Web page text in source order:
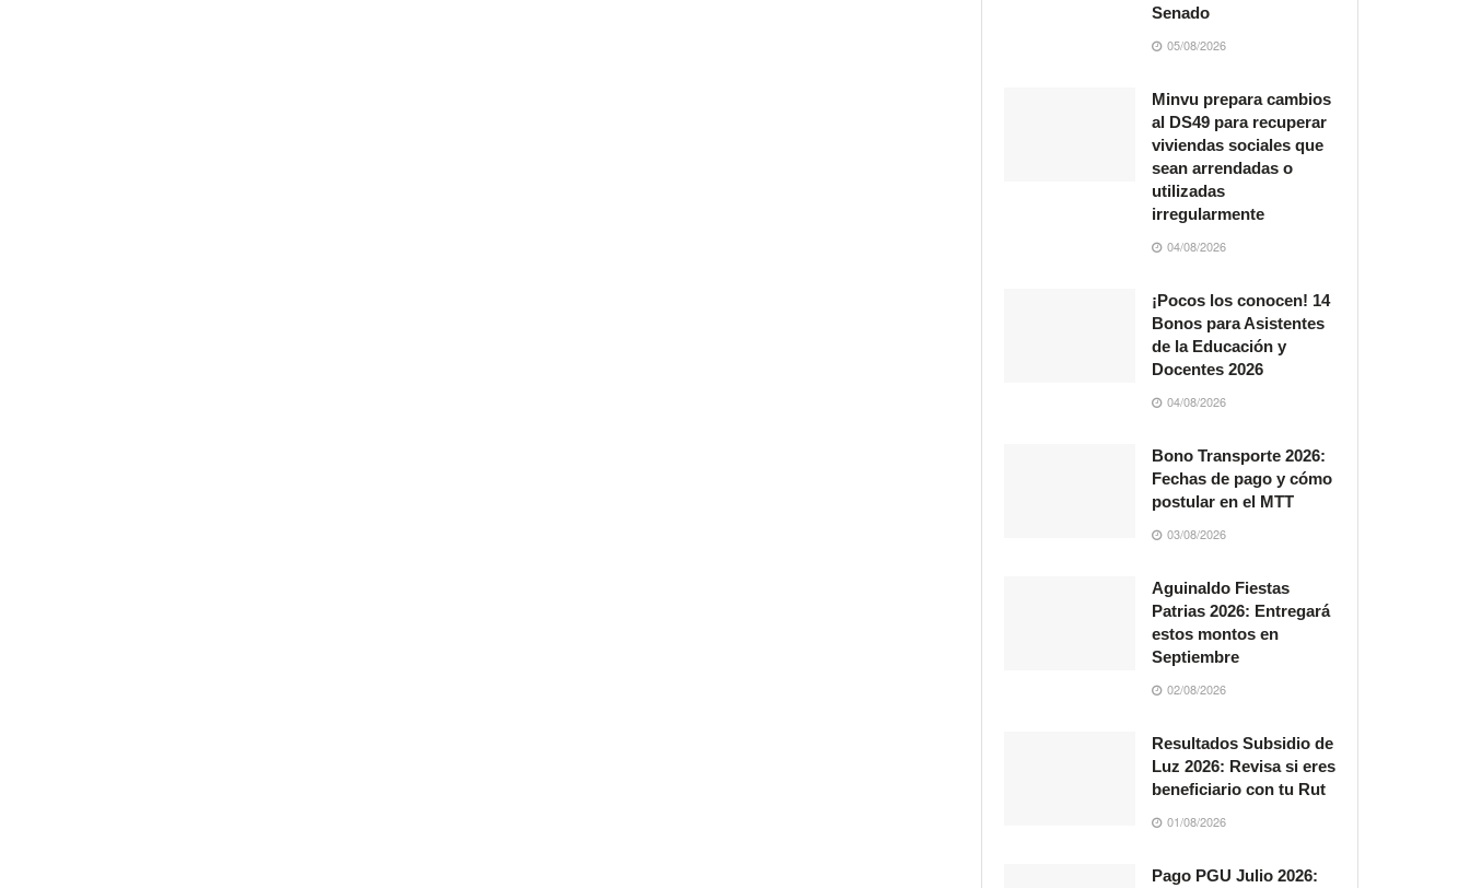
Senado
05/08/2026
Minvu prepara cambios
al DS49 para recuperar
viviendas sociales que
sean arrendadas o
utilizadas
irregularmente
04/08/2026
¡Pocos los conocen! 14
Bonos para Asistentes
de la Educación y
Docentes 2026
04/08/2026
Bono Transporte 2026:
Fechas de pago y cómo
postular en el MTT
03/08/2026
Aguinaldo Fiestas
Patrias 2026: Entregará
estos montos en
Septiembre
02/08/2026
Resultados Subsidio de
Luz 2026: Revisa si eres
beneficiario con tu Rut
01/08/2026
Pago PGU Julio 2026: